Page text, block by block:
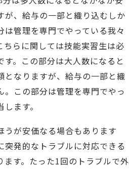
が、給与の一部と織り込むしか
は管理を専門でやっている我々
ちらに関しては技能実習生は必
。この部分は大人数になると
となりますが、給与の一部と織
。この部分は管理を専門でやっ
ます。
うが安価なる場合もあります
突発的なトラブルに対応できる
ます。たった1回のトラブルで外